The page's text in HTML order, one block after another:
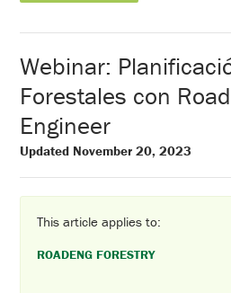
Webinar:
Forestales con
Engineer
Updated November 20, 2023
This article applies to:
ROADENG FORESTRY